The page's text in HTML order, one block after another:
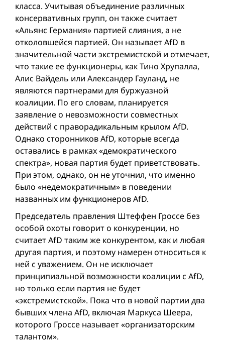
класса. Учитывая объединение различных
консервативных групп, он также считает
«Альянс Германия» партией слияния, а не
отколовшейся партией. Он называет AfD в
значительной части экстремистской и отмечает,
что такие ее функционеры, как Тино Хрупалла,
Алис Вайдель или Александер Гауланд, не
являются партнерами для буржуазной
коалиции. По его словам, планируется
заявление о невозможности совместных
действий с праворадикальным крылом AfD.
Однако сторонников AfD, которые всегда
оставались в рамках «демократического
спектра», новая партия будет приветствовать.
При этом, однако, он не уточнил, что именно
было «недемократичным» в поведении
названных им функционеров AfD.
Председатель правления Штеффен Гроссе без
особой охоты говорит о конкуренции, но
считает AfD таким же конкурентом, как и любая
другая партия, и поэтому намерен относиться к
ней с уважением. Он не исключает
принципиальной возможности коалиции с AfD,
но только если партия не будет
«экстремистской». Пока что в новой партии два
бывших члена AfD, включая Маркуса Шеера,
которого Гроссе называет «организаторским
талантом».